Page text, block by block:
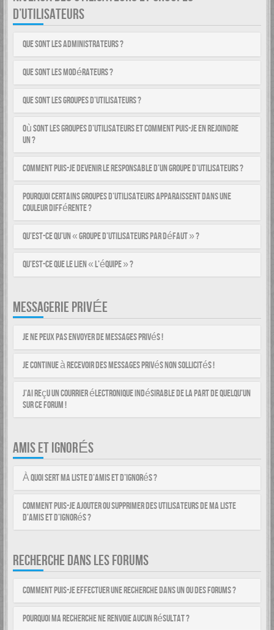
D’UTILISATEURS
Que sont les administrateurs ?
Que sont les modérateurs ?
Que sont les groupes d’utilisateurs ?
Où sont les groupes d’utilisateurs et comment puis-je en rejoindre
un ?
Comment puis-je devenir le responsable d’un groupe d’utilisateurs ?
Pourquoi certains groupes d’utilisateurs apparaissent dans une
couleur différente ?
Qu’est-ce qu’un « groupe d’utilisateurs par défaut » ?
Qu’est-ce que le lien « L’équipe » ?
MESSAGERIE PRIVÉE
Je ne peux pas envoyer de messages privés !
Je continue à recevoir des messages privés non sollicités !
J’ai reçu un courrier électronique indésirable de la part de quelqu’un
sur ce forum !
AMIS ET IGNORÉS
À quoi sert ma liste d’amis et d’ignorés ?
Comment puis-je ajouter ou supprimer des utilisateurs de ma liste
d’amis et d’ignorés ?
RECHERCHE DANS LES FORUMS
Comment puis-je effectuer une recherche dans un ou des forums ?
Pourquoi ma recherche ne renvoie aucun résultat ?